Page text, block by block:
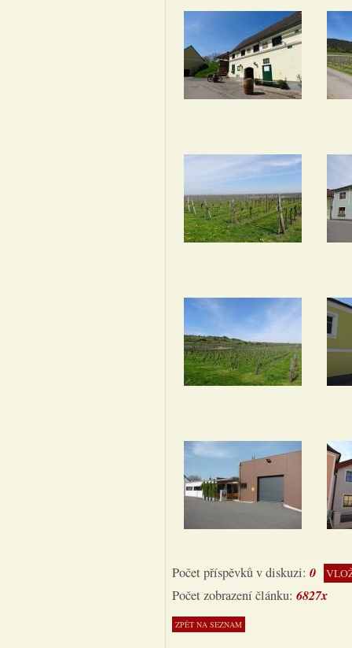
Počet příspěvků v diskuzi: 0
Počet zobrazení článku: 6827x